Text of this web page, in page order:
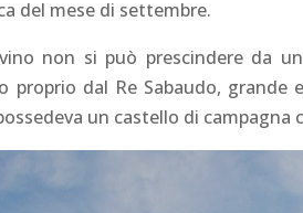
del mese di settembre.
non si può prescindere da
proprio dal Re Sabaudo,
un castello di campagna